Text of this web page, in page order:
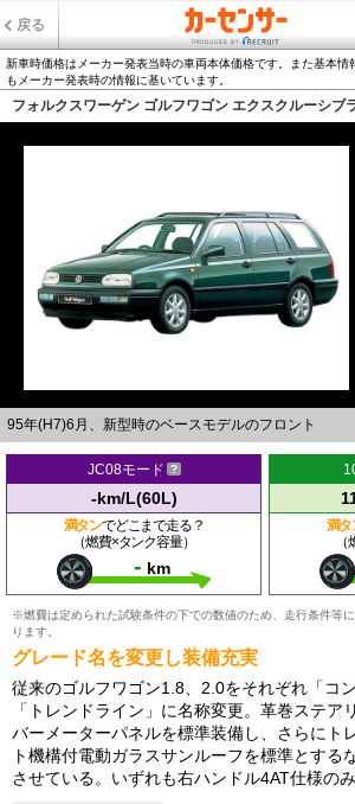
戻る
新車時価格はメーカー発表当時の車両本体価格です。また基本情
もメーカー発表時の情報に基いています。
フォルクスワーゲン ゴルフワゴン エクスクルーシブ
95年(H7)6月、新型時のベースモデルのフロント
JC08モード
-km/L(60L)
満タンでどこまで走る？
（燃費×タンク容量）
- km
満タ
※燃費は定められた試験条件の下での数値のため、走行条件等
ります。
グレード名を変更し装備充実
従来のゴルフワゴン1.8、2.0をそれぞれ「コ
「トレンドライン」に名称変更。革巻ステア
バーメーターパネルを標準装備し、さらにト
ト機構付電動ガラスサンルーフを標準とする
させている。いずれも右ハンドル4AT仕様の